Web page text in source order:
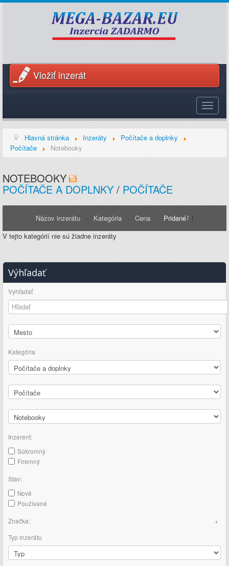
Vložiť inzerát
Toggle
Hlavná stránka Inzeráty
Počítače a doplnky
Počítače
Notebooky
NOTEBOOKY
POČÍTAČE A DOPLNKY / POČÍTAČE
Názov inzerátu Kategória Cena
Pridané
V tejto kategórií nie sú žiadne inzeráty
Výhľadať
Vyhľadať
Kategória
Inzerent:
Súkromný
Firemný
Stav:
Nové
Používané
Značka:
Typ inzerátu